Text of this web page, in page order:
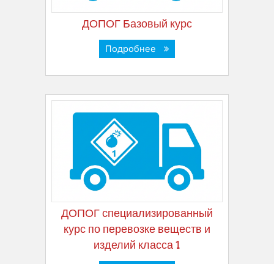
ДОПОГ Базовый курс
Подробнее
ДОПОГ специализированный
курс по перевозке веществ и
изделий класса 1